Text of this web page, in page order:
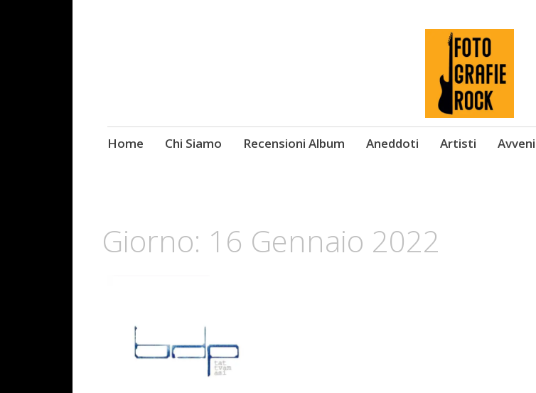
Skip
Home Chi Siamo Recensioni Album Aneddoti Artisti
Giorno: 16 Gennaio 2022